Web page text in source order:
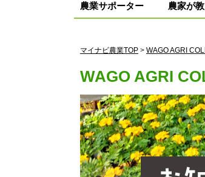
農業サポーター 農家が
マイナビ農業TOP > WAGO AGRI
WAGO AGRI